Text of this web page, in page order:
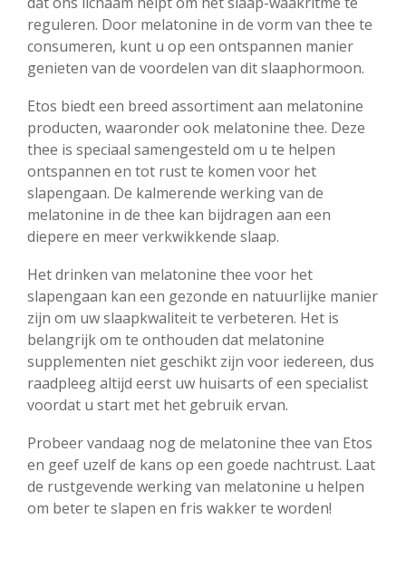
reguleren. Door melatonine in de vorm van thee te
consumeren, kunt u op een ontspannen manier
genieten van de voordelen van dit slaaphormoon.
Etos biedt een breed assortiment aan melatonine
producten, waaronder ook melatonine thee. Deze
thee is speciaal samengesteld om u te helpen
ontspannen en tot rust te komen voor het
slapengaan. De kalmerende werking van de
melatonine in de thee kan bijdragen aan een
diepere en meer verkwikkende slaap.
Het drinken van melatonine thee voor het
slapengaan kan een gezonde en natuurlijke manier
zijn om uw slaapkwaliteit te verbeteren. Het is
belangrijk om te onthouden dat melatonine
supplementen niet geschikt zijn voor iedereen, dus
raadpleeg altijd eerst uw huisarts of een specialist
voordat u start met het gebruik ervan.
Probeer vandaag nog de melatonine thee van Etos
en geef uzelf de kans op een goede nachtrust. Laat
de rustgevende werking van melatonine u helpen
om beter te slapen en fris wakker te worden!